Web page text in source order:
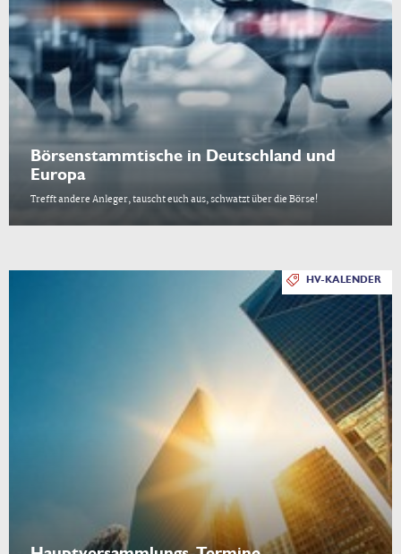
Börsenstammtische in Deutschland und
Europa
Trefft andere Anleger, tauscht euch aus, schwatzt über die Börse!
HV-KALENDER